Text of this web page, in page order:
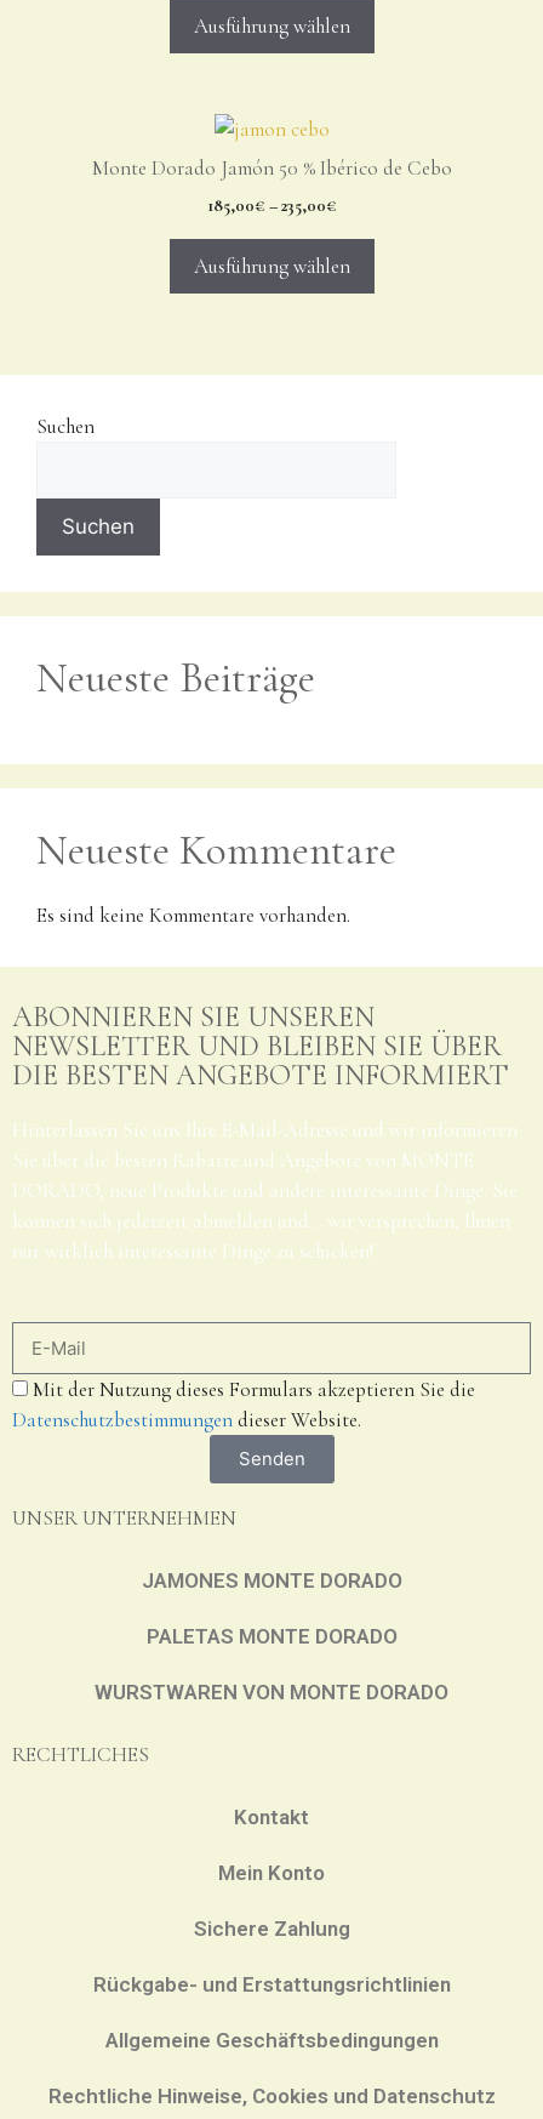
Ausführung wählen
Monte Dorado Jamón 50 % Ibérico de Cebo
185,00€ –235,00€
Ausführung wählen
Suchen
Suchen
Neueste Beiträge
Neueste Kommentare
Es sind keine Kommentare vorhanden.
ABONNIEREN SIE UNSEREN
NEWSLETTER UND BLEIBEN SIE ÜBER
DIE BESTEN ANGEBOTE INFORMIERT
Hinterlassen Sie uns Ihre E-Mail-Adresse und wir informieren
Sie über die besten Rabatte und Angebote von MONTE
DORADO, neue Produkte und andere interessante Dinge. Sie
können sich jederzeit abmelden und… wir versprechen, Ihnen
nur wirklich interessante Dinge zu schicken!
Mit der Nutzung dieses Formulars akzeptieren Sie die
Datenschutzbestimmungendieser Website.
Senden
UNSER UNTERNEHMEN
JAMONES MONTE DORADO
PALETAS MONTE DORADO
WURSTWAREN VON MONTE DORADO
RECHTLICHES
Kontakt
Mein Konto
Sichere Zahlung
Rückgabe- und Erstattungsrichtlinien
Allgemeine Geschäftsbedingungen
Rechtliche Hinweise, Cookies und Datenschutz